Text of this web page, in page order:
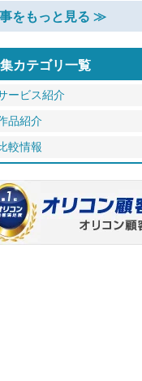
をもっと見る ≫
カテゴリ一覧
ービス紹介
品紹介
較情報